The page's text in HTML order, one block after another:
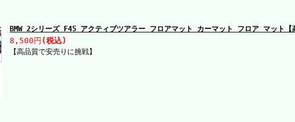
BMW 2シリーズ F45 アクティブツアラー フロアマット カーマット フロア マット【
8,500円 (税込)
【高品質で安売りに挑戦】